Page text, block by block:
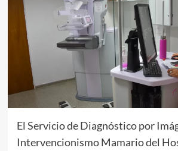
El Servicio de Diagnóstico por
Intervencionismo Mamario del